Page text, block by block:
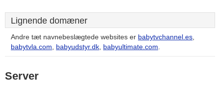
Lignende domæner
Andre tæt navnebeslægtede websites er babytvchannel.es,
babytvla.com, babyudstyr.dk, babyultimate.com.
Server